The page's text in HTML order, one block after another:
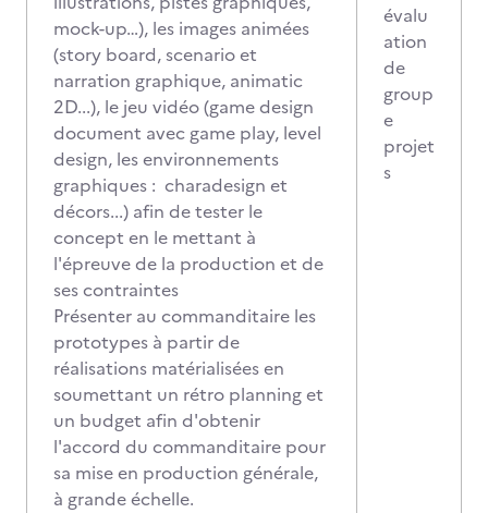
mock-up…), les images animées
(story board, scenario et
narration graphique, animatic
2D...), le jeu vidéo (game design
document avec game play, level
design, les environnements
graphiques : charadesign et
décors...) afin de tester le
concept en le mettant à
l'épreuve de la production et de
ses contraintes
Présenter au commanditaire les
prototypes à partir de
réalisations matérialisées en
soumettant un rétro planning et
un budget afin d'obtenir
l'accord du commanditaire pour
sa mise en production générale,
à grande échelle.
évalu
ation
de
group
e
projet
s